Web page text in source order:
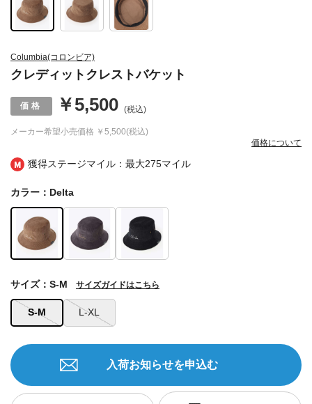
獲得ステージマイル：最大275マイル
Columbia(コロンビア)
クレディットクレストバケット
メーカー希望小売価格 ￥5,500(税込)
￥5,500 (税込)
価格について
カラー：Delta
S-M L-XL
サイズ：S-M サイズガイドはこちら
入荷お知らせを申込む